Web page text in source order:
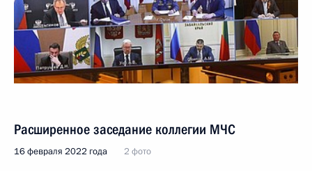
Расширенное заседание коллегии МЧС
16 февраля 2022 года 2 фото